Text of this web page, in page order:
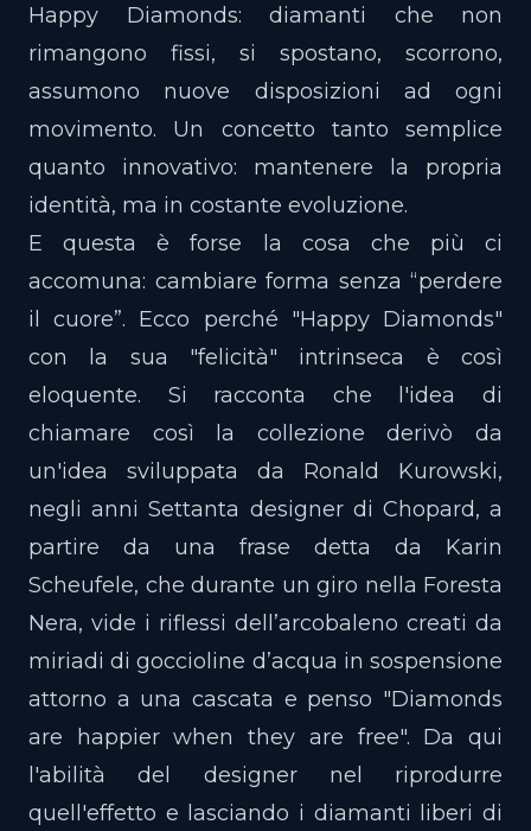
Happy Diamonds: diamanti che non
rimangono fissi, si spostano, scorrono,
assumono nuove disposizioni ad ogni
movimento. Un concetto tanto semplice
quanto innovativo: mantenere la propria
identità, ma in costante evoluzione.
E questa è forse la cosa che più ci
accomuna: cambiare forma senza “perdere
il cuore”. Ecco perché "Happy Diamonds"
con la sua "felicità" intrinseca è così
eloquente. Si racconta che l'idea di
chiamare così la collezione derivò da
un'idea sviluppata da Ronald Kurowski,
negli anni Settanta designer di Chopard, a
partire da una frase detta da Karin
Scheufele, che durante un giro nella Foresta
Nera, vide i riflessi dell’arcobaleno creati da
miriadi di goccioline d’acqua in sospensione
attorno a una cascata e penso "Diamonds
are happier when they are free". Da qui
l'abilità del designer nel riprodurre
quell'effetto e lasciando i diamanti liberi di